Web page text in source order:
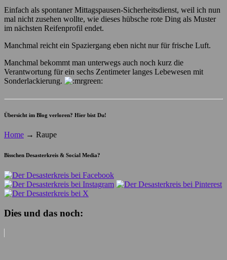
Einfach als spontaner Mittagspausen-Sicherheitsdienst, weil ich nun
mal nicht zusehen wollte, wie dieses hübsche rote Ding als Muster
im nächsten Reifenprofil endet.
Manchmal reicht ein Spaziergang eben nicht nur für frische Luft.
Manchmal bekommt man unterwegs auch noch kurz die
Verantwortung für ein sechs Zentimeter langes Lebewesen mit
Sonderlackierung.
Übersicht im Blog verloren? Hier bist Du!
Home → Raupe
Bisschen Desasterkreis & Social Media?
Dies und das noch: